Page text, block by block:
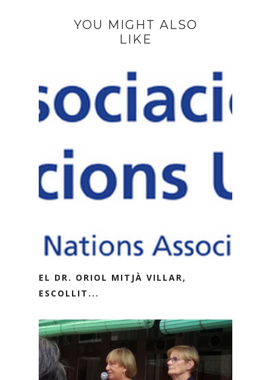
YOU MIGHT ALSO
LIKE
EL DR. ORIOL MITJÀ VILLAR,
ESCOLLIT...